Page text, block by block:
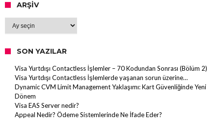
ARŞIV
SON YAZILAR
Visa Yurtdışı Contactless İşlemler – 70 Kodundan Sonrası (Bölüm 2)
Visa Yurtdışı Contactless İşlemlerde yaşanan sorun üzerine…
Dynamic CVM Limit Management Yaklaşımı: Kart Güvenliğinde Yeni
Dönem
Visa EAS Server nedir?
Appeal Nedir? Ödeme Sistemlerinde Ne İfade Eder?